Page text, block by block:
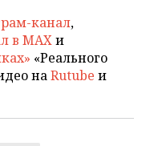
канал,
в MAXи
«Реального
наRutube и